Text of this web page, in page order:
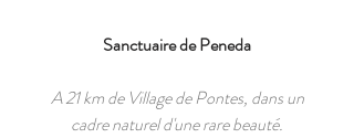
Sanctuaire de Peneda
A 21 km de Village de Pontes, dans un
cadre naturel d'une rare beauté.